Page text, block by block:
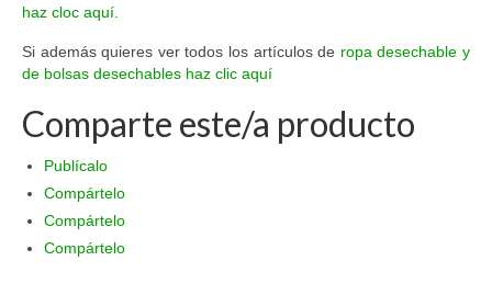
haz cloc aquí.
Si además quieres ver todos los artículos de ropa desechable y
de bolsas desechables haz clic aquí
Comparte este/a producto
Publícalo
Compártelo
Compártelo
Compártelo